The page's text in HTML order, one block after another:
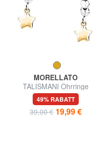
MORELLATO
TALISMANI Ohrringe
49% RABATT
39,00 € 19,99 €